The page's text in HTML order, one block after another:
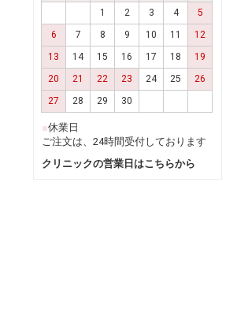
1
2 3 4
5
6
7 8 9 10 11
12
13
14 15 16 17 18
19
20
21 22 23 24 25
26
27
28 29 30
■休業日
ご注文は、24時間受付しております
クリニックの営業日はこちらから